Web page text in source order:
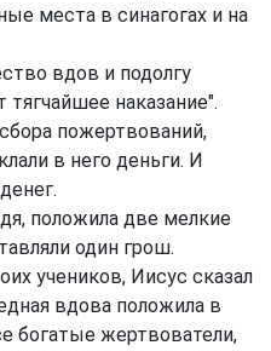
места в синагогах и на
вдов и подолгу
тягчайшее наказание".
пожертвований,
в него деньги. И
положила две мелкие
один грош.
учеников, Иисус сказал
вдова положила в
богатые жертвователи,